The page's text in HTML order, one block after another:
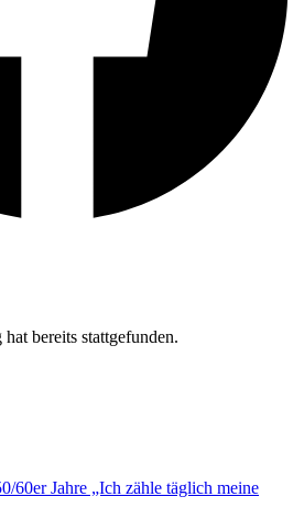
bereits stattgefunden.
60er Jahre „Ich zähle täglich meine